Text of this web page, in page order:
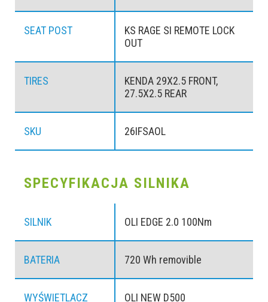
SEAT POST
KS RAGE SI REMOTE LOCK
OUT
TIRES
KENDA 29X2.5 FRONT,
27.5X2.5 REAR
SKU 26IFSAOL
SPECYFIKACJA SILNIKA
SILNIK OLI EDGE 2.0 100Nm
BATERIA 720 Wh removible
WYŚWIETLACZ OLI NEW D500